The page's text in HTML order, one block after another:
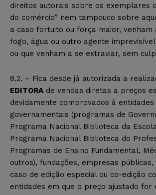
direitos autorais sobre os exemplares
do comércio” nem tampouco sobre
a caso fortuito ou força maior,
fogo, água ou outro agente
ou que venham a se extraviar, sem
8.2. – Fica desde já autorizada a
EDITORA de vendas diretas a preços
devidamente comprovados à entidades
governamentais (programas de
Programa Nacional Biblioteca da
Programa Nacional Biblioteca do
Programas de Ensino Fundamental,
outros), fundações, empresas
caso de edição especial ou co-edição
entidades em que o preço ajustado for